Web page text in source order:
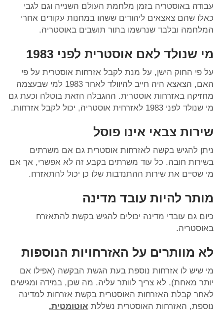
עבודה באוסטריה בזמן מלחמת העולם השנייה וגם לגבי
כאלו שהם צאצאים ליהודים ששהו במחנות עקורים אחרי
המלחמה ובלבד שנרשמו בתור תושבים באוסטריה.
מי שנולד לאם אוסטרית לפני 1983
על פי החוק הישן, על מנת לקבל אזרחות אוסטרית על פי
האם, הצאצא היה חייב להיוולד לאחר 1983 למי שבעצמה
מחזיקה באזרחות אוסטרית. ההגבלה הזאת בוטלה וכעת גם
מי שנולד לפני 1983 לאזרחית אוסטריה, יכול לקבל אזרחות.
שירות צבאי אינו פוסל
ניתן להגיש בקשה לאזרחות אוסטרית גם אם משרתים
בשירות חובה. כל עוד משרתים בקבע זה לא אפשרי, אך אם
מי שסיים את שירות ההתנדבות שלו כן יכול להתאזרח.
מותר להיות עובד מדינה
כיום גם עובדי מדינה יכולים להגיש בקשת להתאזרח
באוסטריה.
לא מוותרים על האזרחויות הנוספות
מי שיש לו אזרחות נוספת בעת הגשת הבקשה (אפילו אם
יותר מאחת), לא צריך לוותר עליה. מה שכן, במידה ומגישים
לאחר קבלת האזרחות האוסטרית בקשת אזרחות למדינה
נוספת, האזרחות האוסטרית נשללת אוטומטית.